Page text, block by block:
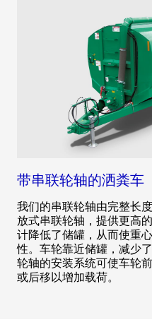
带串联轮轴的洒粪车
我们的串联轮轴由完整长
放式串联轮轴，提供更高
计降低了储罐，从而使重
性。车轮靠近储罐，减少
轮轴的安装系统可使车轮
或后移以增加载荷。